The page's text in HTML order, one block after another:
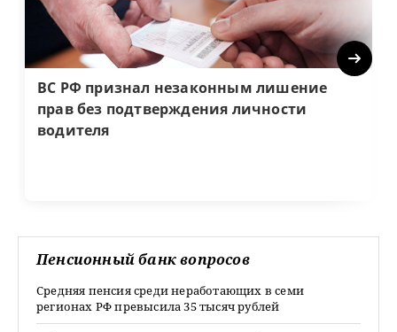
ВС РФ признал незаконным лишение
прав без подтверждения личности
водителя
Next
Пенсионный банк вопросов
Средняя пенсия среди неработающих в семи
регионах РФ превысила 35 тысяч рублей